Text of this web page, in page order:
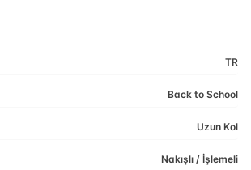
TR
Back to School
Uzun Kol
Nakışlı / İşlemeli